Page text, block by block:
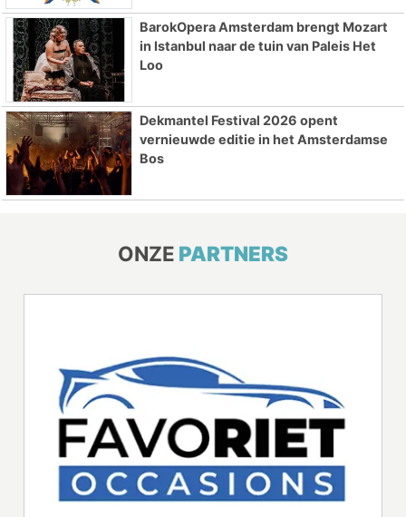
BarokOpera Amsterdam brengt Mozart
in Istanbul naar de tuin van Paleis Het
Loo
Dekmantel Festival 2026 opent
vernieuwde editie in het Amsterdamse
Bos
ONZE PARTNERS